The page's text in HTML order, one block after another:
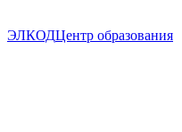
ЭЛКОДЦентр образования